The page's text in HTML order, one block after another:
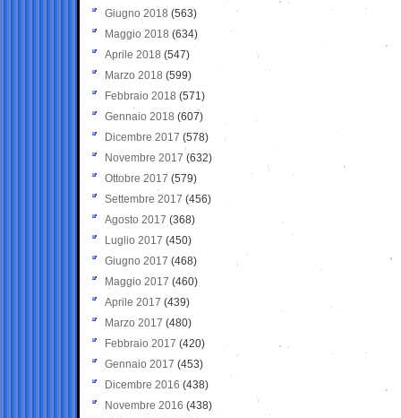
Giugno 2018 (563)
Maggio 2018 (634)
Aprile 2018 (547)
Marzo 2018 (599)
Febbraio 2018 (571)
Gennaio 2018 (607)
Dicembre 2017 (578)
Novembre 2017 (632)
Ottobre 2017 (579)
Settembre 2017 (456)
Agosto 2017 (368)
Luglio 2017 (450)
Giugno 2017 (468)
Maggio 2017 (460)
Aprile 2017 (439)
Marzo 2017 (480)
Febbraio 2017 (420)
Gennaio 2017 (453)
Dicembre 2016 (438)
Novembre 2016 (438)